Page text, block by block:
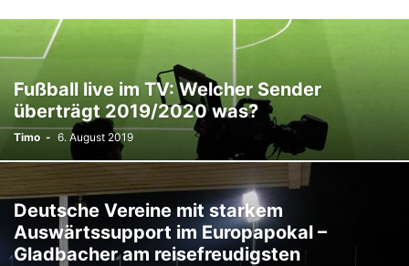
FUSSBALLREGELN FUSSBALLREISEN HISTORIE LEGENDEN
LIVETICKER QUIZ
STATISTIK
WM 2018 RUSSLAND WM 2022 KATAR YOUTH LEAGUE
Fußball live im TV: Welcher Sender
überträgt 2019/2020 was?
Timo - 6. August 2019
Deutsche Vereine mit starkem
Auswärtssupport im Europapokal –
Gladbacher am reisefreudigsten